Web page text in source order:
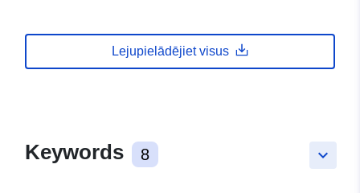
Lejupielādējiet visus
keyboard_arrow_down
Keywords 8